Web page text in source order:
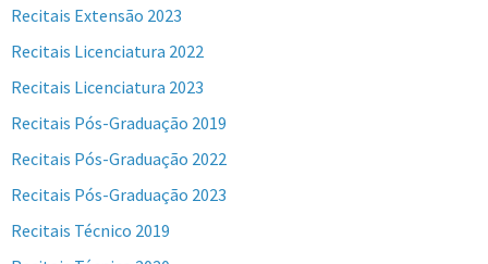
Recitais Extensão 2023
Recitais Licenciatura 2022
Recitais Licenciatura 2023
Recitais Pós-Graduação 2019
Recitais Pós-Graduação 2022
Recitais Pós-Graduação 2023
Recitais Técnico 2019